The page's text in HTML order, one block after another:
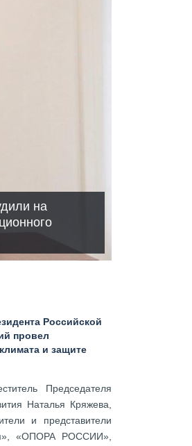
на
Российской
провел
и защите
Председателя
Наталья Кряжева,
и представители
«ОПОРА РОССИИ»,